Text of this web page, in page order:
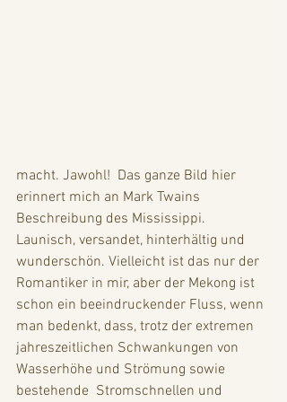
macht. Jawohl!  Das ganze Bild hier
erinnert mich an Mark Twains
Beschreibung des Mississippi.
Launisch, versandet, hinterhältig und
wunderschön. Vielleicht ist das nur der
Romantiker in mir, aber der Mekong ist
schon ein beeindruckender Fluss, wenn
man bedenkt, dass, trotz der extremen
jahreszeitlichen Schwankungen von
Wasserhöhe und Strömung sowie
bestehende  Stromschnellen und